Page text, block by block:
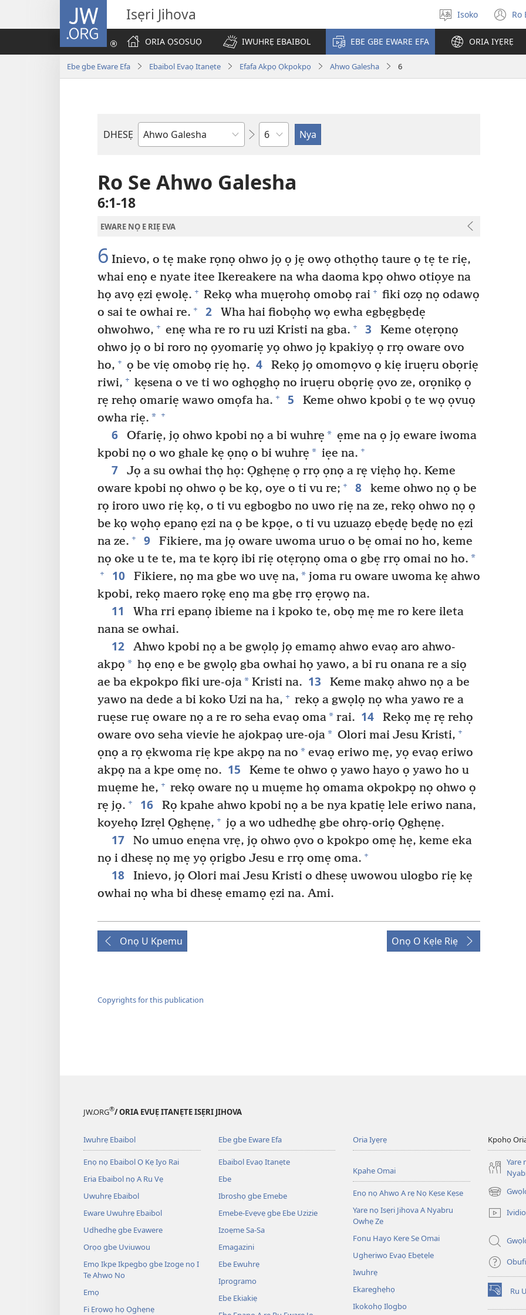
JW.ORG Isẹri Jihova
Salọ
ẹvẹrẹ
Isoko Ro
ORIA ỌSOSUỌ
IWUHRẸ EBAIBOL EBE GBE EWARE EFA ORIA IYẸRẸ
Ebe gbe Eware Efa Ebaibol Evaọ Itanẹte Efafa Akpọ Ọkpokpọ Ahwo Galesha 6
DHESẸ
Ebe
Uzou
Ro Se Ahwo Galesha
6:1-18
EWARE NỌ E RIẸ EVA
6 Inievo, o tẹ make rọnọ ohwo jọ ọ jẹ owọ othọthọ taure ọ tẹ te riẹ,
whai enọ e nyate itee Ikereakere na wha daoma kpọ ohwo otiọye na
họ avọ ẹzi ẹwolẹ. + Rekọ wha muẹrohọ omobọ rai + fiki ozọ nọ odawọ
o sai te owhai re. + 2
Wha hai fiobọhọ wọ ewha egbẹgbẹdẹ
ohwohwo, + enẹ wha re ro ru uzi Kristi na gba. + 3
Keme otẹrọnọ
ohwo jọ o bi roro nọ ọyomariẹ yọ ohwo jọ kpakiyọ ọ rrọ oware ovo
ho, + ọ be viẹ omobọ riẹ họ. 4
Rekọ jọ omomọvo ọ kiẹ iruẹru obọriẹ
riwi, + kẹsena o ve ti wo oghọghọ no iruẹru obọriẹ ọvo ze, orọnikọ ọ
rẹ rehọ omariẹ wawo omọfa ha. + 5
Keme ohwo kpobi ọ te wọ ọvuọ
owha riẹ. * +
6 Ofariẹ, jọ ohwo kpobi nọ a bi wuhrẹ * ẹme na ọ jọ eware iwoma
kpobi nọ o wo ghale kẹ ọnọ o bi wuhrẹ * iẹe na. +
7
Jọ a su owhai thọ họ: Ọghẹnẹ ọ rrọ ọnọ a rẹ viẹhọ họ. Keme
oware kpobi nọ ohwo ọ be kọ, oye o ti vu re; + 8
keme ohwo nọ ọ be
rọ iroro uwo riẹ kọ, o ti vu egbogbo no uwo riẹ na ze, rekọ ohwo nọ ọ
be kọ wọhọ epanọ ẹzi na ọ be kpọe, o ti vu uzuazọ ebẹdẹ bẹdẹ no ẹzi
na ze. + 9
Fikiere, ma jọ oware uwoma uruo o bẹ omai no ho, keme
nọ oke u te te, ma te kọrọ ibi riẹ otẹrọnọ oma o gbẹ rrọ omai no ho. *
+ 10 Fikiere, nọ ma gbe wo uvẹ na, *joma ru oware uwoma kẹ ahwo
kpobi, rekọ maero rọkẹ enọ ma gbẹ rrọ ẹrọwọ na.
11
Wha rri epanọ ibieme na i kpoko te, obọ mẹ me ro kere ileta
nana se owhai.
12
Ahwo kpobi nọ a be gwọlọ jọ emamọ ahwo evaọ aro ahwo-
akpọ * họ enọ e be gwọlọ gba owhai họ yawo, a bi ru onana re a siọ
ae ba ekpokpo fiki ure-oja* Kristi na. 13
Keme makọ ahwo nọ a be
yawo na dede a bi koko Uzi na ha, + rekọ a gwọlọ nọ wha yawo re a
ruẹse ruẹ oware nọ a re ro seha evaọ oma* rai. 14
Rekọ mẹ rẹ rehọ
oware ovo seha vievie he ajokpaọ ure-oja* Olori mai Jesu Kristi, +
ọnọ a rọ ẹkwoma riẹ kpe akpọ na no * evaọ eriwo mẹ, yọ evaọ eriwo
akpọ na a kpe omẹ no. 15
Keme te ohwo ọ yawo hayo ọ yawo ho u
muẹme he, + rekọ oware nọ u muẹme họ omama okpokpọ nọ ohwo ọ
rẹ jọ. + 16
Rọ kpahe ahwo kpobi nọ a be nya kpatiẹ lele eriwo nana,
koyehọ Izrẹl Ọghẹnẹ, + jọ a wo udhedhẹ gbe ohrọ-oriọ Ọghẹnẹ.
17
No umuo enẹna vrẹ, jọ ohwo ọvo o kpokpo omẹ hẹ, keme eka
nọ i dhesẹ nọ mẹ yọ ọrigbo Jesu e rrọ omẹ oma. +
18
Inievo, jọ Olori mai Jesu Kristi o dhesẹ uwowou ulogbo riẹ kẹ
owhai nọ wha bi dhesẹ emamọ ẹzi na. Ami.
Onọ U Kpemu Onọ O Kẹle Riẹ
Copyrights for this publication
JW.ORG®/ ORIA EVUẸ ITANẸTE ISẸRI JIHOVA
Iwuhrẹ Ebaibol
Enọ nọ Ebaibol Ọ Kẹ Iyo Rai
Eria Ebaibol nọ A Ru Vẹ
Uwuhrẹ Ebaibol
Eware Uwuhrẹ Ebaibol
Udhedhẹ gbe Evawere
Orọo gbe Uviuwou
Emọ Ikpe Ikpegbọ gbe Izoge nọ I
Te Ahwo No
Emọ
Fi Ẹrọwọ họ Ọghẹnẹ
Ebe gbe Eware Efa
Ebaibol Evaọ Itanẹte
Ebe
Ibroshọ gbe Emebe
Emebe-Evẹvẹ gbe Ebe Uzizie
Izoẹme Sa-Sa
Emagazini
Ebe Ewuhrẹ
Iprogramo
Ebe Ekiakiẹ
Oria Iyẹrẹ
Kpahe Omai
Enọ nọ Ahwo A rẹ Nọ Kẹse Kẹse
Yare nọ Isẹri Jihova A Nyabru
Owhẹ Ze
Fonu Hayo Kere Se Omai
Ugheriwo Evaọ Ebẹtẹle
Iwuhrẹ
Ekareghẹhọ
Ikokohọ Ilogbo
Kpohọ
Yare
(opens
new
window)
Ividio
Ru
(opens
new